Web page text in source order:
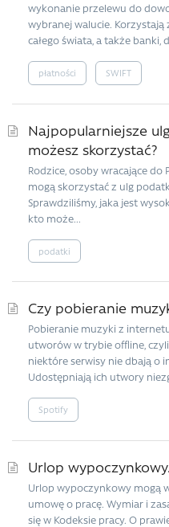
wykonanie przelewu do
wybranej walucie.
całego świata, a także banki,
płatności SWIFT
Najpopularniejsze
możesz skorzystać?
Rodzice, osoby wracające do
mogą skorzystać z ulg
Sprawdziliśmy, jaka jest
kto może...
podatki
Czy pobieranie
Pobieranie muzyki z
utworów w trybie offline,
niektóre serwisy nie dbają o
Udostępniają ich utwory
Spotify
Urlop
Urlop wypoczynkowy mogą
umowę o pracę. Wymiar i
się w Kodeksie pracy. O